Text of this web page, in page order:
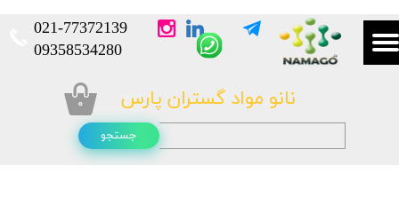
نانو مواد گستران پارس
021-77372139​​​​​​​
​​​​​​​09358534280
جستجو
۰